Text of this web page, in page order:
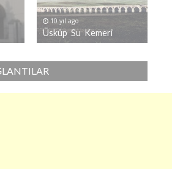
10 yıl ago
Üsküp Su Kemeri